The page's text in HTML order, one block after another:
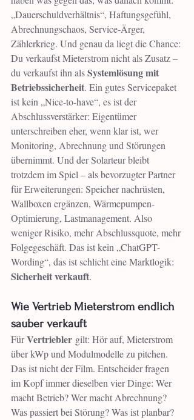
„Dauerschuldverhältnis“, Haftungsgefühl,
Abrechnungschaos, Service-Ärger,
Zählerkrieg. Und genau da liegt die Chance:
Du verkaufst Mieterstrom nicht als Zusatz –
du verkaufst ihn als Systemlösung mit
Betriebssicherheit. Ein gutes Servicepaket
ist kein „Nice-to-have“, es ist der
Abschlussverstärker: Eigentümer
unterschreiben eher, wenn klar ist, wer
Monitoring, Abrechnung und Störungen
übernimmt. Und der Solarteur bleibt
trotzdem im Spiel – als bevorzugter Partner
für Erweiterungen: Speicher nachrüsten,
Wallboxen ergänzen, Wärmepumpen-
Optimierung, Lastmanagement. Also
weniger Risiko, mehr Abschlussquote, mehr
Folgegeschäft. Das ist kein „ChatGPT-
Wording“, das ist schlicht eine Marktlogik:
Sicherheit verkauft.
Wie Vertrieb Mieterstrom endlich
sauber verkauft
Für Vertriebler gilt: Hör auf, Mieterstrom
über kWp und Modulmodelle zu pitchen.
Das ist nicht der Film. Entscheider fragen
im Kopf immer dieselben vier Dinge: Wer
macht Betrieb? Wer macht Abrechnung?
Was passiert bei Störung? Was ist planbar?